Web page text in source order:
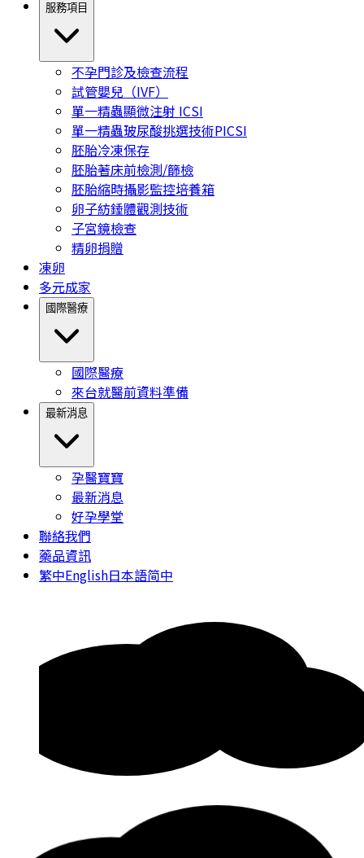
服務項目
不孕門診及檢查流程
試管嬰兒（IVF）
單一精蟲顯微注射 ICSI
單一精蟲玻尿酸挑選技術PICSI
胚胎冷凍保存
胚胎著床前檢測/篩檢
胚胎縮時攝影監控培養箱
卵子紡錘體觀測技術
子宮鏡檢查
精卵捐贈
凍卵
多元成家
國際醫療
國際醫療
來台就醫前資料準備
最新消息
孕醫寶寶
最新消息
好孕學堂
聯絡我們
藥品資訊
繁中English日本語简中